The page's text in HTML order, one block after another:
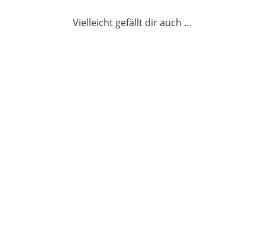
Vielleicht gefällt dir auch …